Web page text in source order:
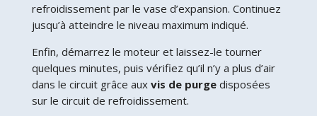
refroidissement par le vase d’expansion. Continuez
jusqu’à atteindre le niveau maximum indiqué.
Enfin, démarrez le moteur et laissez-le tourner
quelques minutes, puis vérifiez qu’il n’y a plus d’air
dans le circuit grâce aux vis de purgedisposées
sur le circuit de refroidissement.